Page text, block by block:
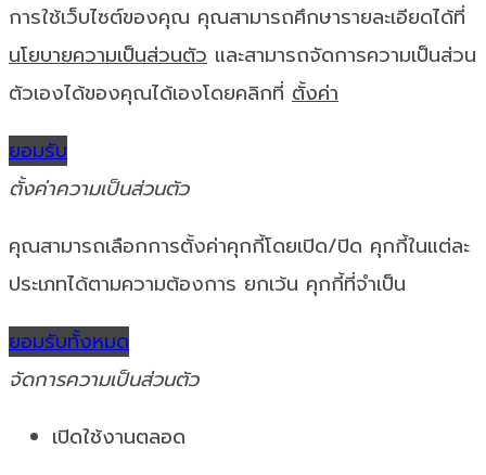
การใช้เว็บไซต์ของคุณ คุณสามารถศึกษารายละเอียดได้ที่
นโยบายความเป็นส่วนตัว และสามารถจัดการความเป็นส่วน
ตัวเองได้ของคุณได้เองโดยคลิกที่ ตั้งค่า
ยอมรับ
ตั้งค่าความเป็นส่วนตัว
คุณสามารถเลือกการตั้งค่าคุกกี้โดยเปิด/ปิด คุกกี้ในแต่ละ
ประเภทได้ตามความต้องการ ยกเว้น คุกกี้ที่จำเป็น
ยอมรับทั้งหมด
จัดการความเป็นส่วนตัว
เปิดใช้งานตลอด